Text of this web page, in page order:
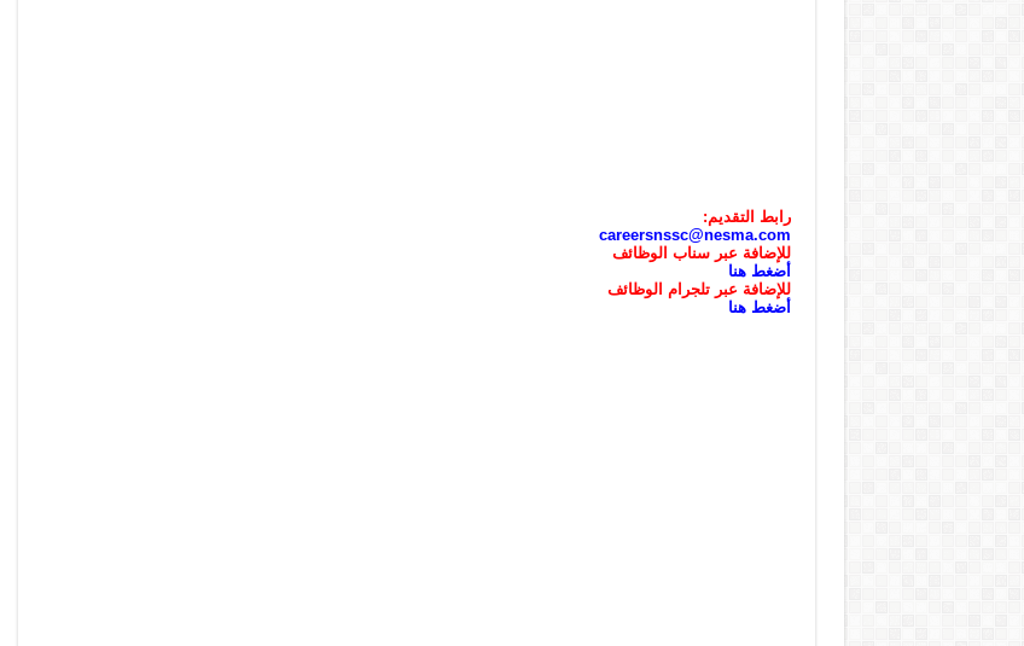
رابط التقديم:
careersnssc@nesma.com
للإضافة عبر سناب الوظائف
أضغط هنا
للإضافة عبر تلجرام الوظائف
أضغط هنا